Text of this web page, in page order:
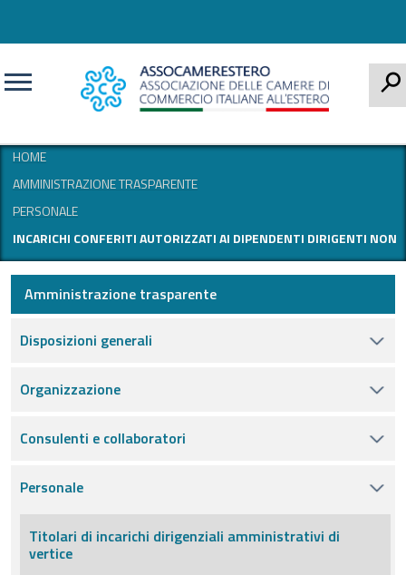
HOME
AMMINISTRAZIONE TRASPARENTE
PERSONALE
INCARICHI CONFERITI AUTORIZZATI AI DIPENDENTI DIRIGENTI NON
Amministrazione trasparente
Disposizioni generali
Organizzazione
Consulenti e collaboratori
Personale
Titolari di incarichi dirigenziali amministrativi di
vertice